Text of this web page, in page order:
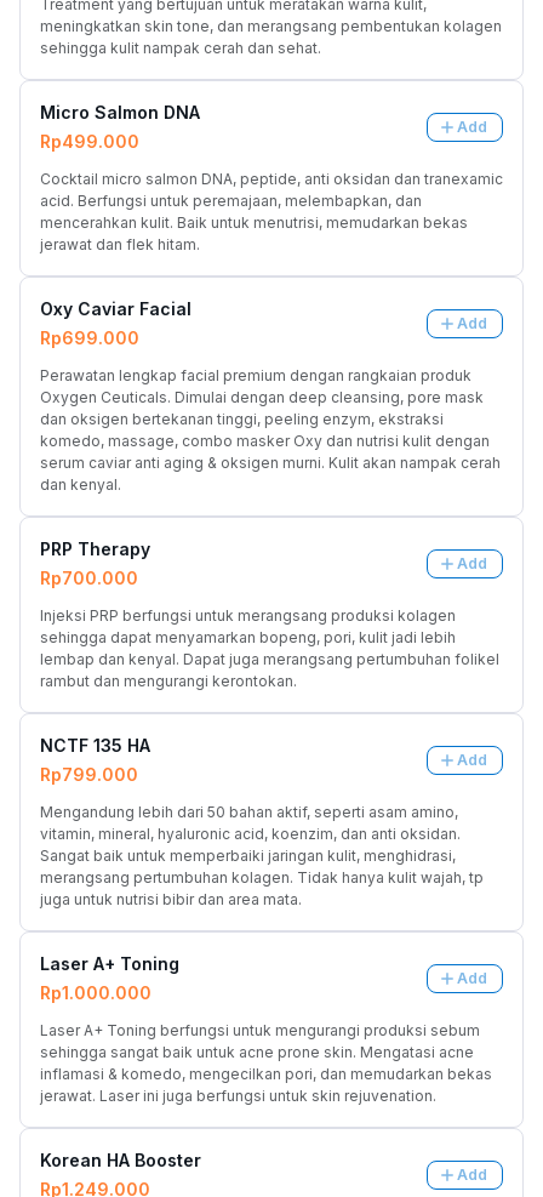
Treatment yang bertujuan untuk meratakan warna kulit,
meningkatkan skin tone, dan merangsang pembentukan kolagen
sehingga kulit nampak cerah dan sehat.
Micro Salmon DNA
Rp499.000
Add
Cocktail micro salmon DNA, peptide, anti oksidan dan tranexamic
acid. Berfungsi untuk peremajaan, melembapkan, dan
mencerahkan kulit. Baik untuk menutrisi, memudarkan bekas
jerawat dan flek hitam.
Oxy Caviar Facial
Rp699.000
Add
Perawatan lengkap facial premium dengan rangkaian produk
Oxygen Ceuticals. Dimulai dengan deep cleansing, pore mask
dan oksigen bertekanan tinggi, peeling enzym, ekstraksi
komedo, massage, combo masker Oxy dan nutrisi kulit dengan
serum caviar anti aging & oksigen murni. Kulit akan nampak cerah
dan kenyal.
PRP Therapy
Rp700.000
Add
Injeksi PRP berfungsi untuk merangsang produksi kolagen
sehingga dapat menyamarkan bopeng, pori, kulit jadi lebih
lembap dan kenyal. Dapat juga merangsang pertumbuhan folikel
rambut dan mengurangi kerontokan.
NCTF 135 HA
Rp799.000
Add
Mengandung lebih dari 50 bahan aktif, seperti asam amino,
vitamin, mineral, hyaluronic acid, koenzim, dan anti oksidan.
Sangat baik untuk memperbaiki jaringan kulit, menghidrasi,
merangsang pertumbuhan kolagen. Tidak hanya kulit wajah, tp
juga untuk nutrisi bibir dan area mata.
Laser A+ Toning
Rp1.000.000
Add
Laser A+ Toning berfungsi untuk mengurangi produksi sebum
sehingga sangat baik untuk acne prone skin. Mengatasi acne
inflamasi & komedo, mengecilkan pori, dan memudarkan bekas
jerawat. Laser ini juga berfungsi untuk skin rejuvenation.
Korean HA Booster
Rp1.249.000
Add